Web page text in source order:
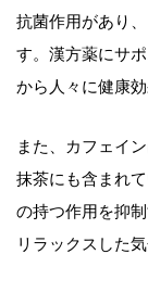
抗菌作用があり
す。漢方薬にサ
から人々に健康
また、カフェイ
抹茶にも含まれ
の持つ作用を抑
リラックスした